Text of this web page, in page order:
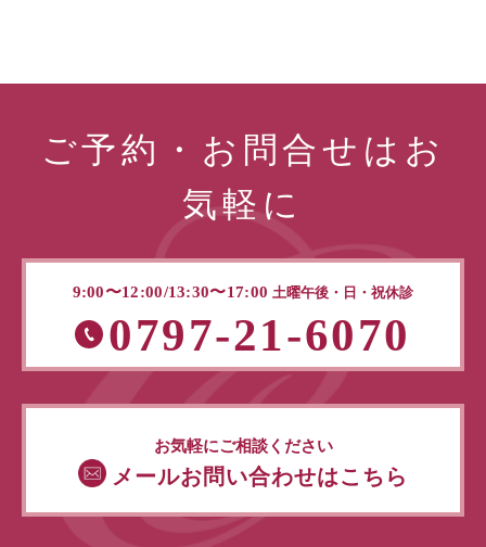
ご予約・お問合せはお
気軽に
9:00〜12:00/13:30〜17:00 土曜午後・日・祝休診
0797-21-6070
お気軽にご相談ください
メールお問い合わせはこちら